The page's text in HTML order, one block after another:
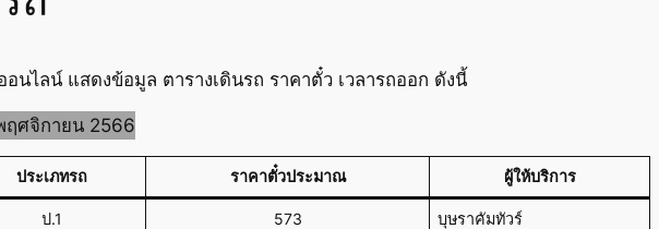
นไลน์ แสดงข้อมูล ตารางเดินรถ ราคาตั๋ว เวลารถออก ดังนี้
ฤศจิกายน 2566
ประเภทรถ ราคาตั๋วประมาณ ผู้ให้บริการ
ป.1 573 บุษราคัมทัวร์